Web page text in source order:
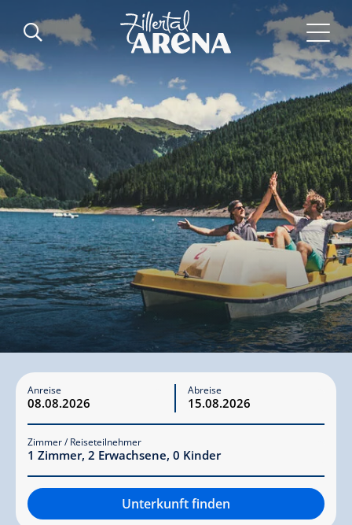
Anreise Abreise
Zimmer / Reiseteilnehmer
1 Zimmer, 2 Erwachsene, 0 Kinder
Unterkunft finden